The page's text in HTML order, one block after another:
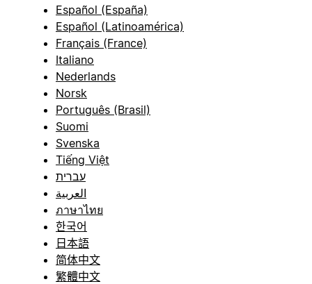
Español (España)
Español (Latinoamérica)
Français (France)
Italiano
Nederlands
Norsk
Português (Brasil)
Suomi
Svenska
Tiếng Việt
עברית
العربية
ภาษาไทย
한국어
日本語
简体中文
繁體中文